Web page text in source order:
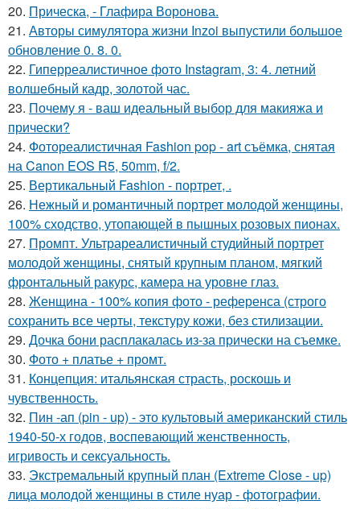
20. Прическа, - Глафира Воронова.
21. Авторы симулятора жизни Inzoi выпустили большое
обновление 0. 8. 0.
22. Гиперреалистичное фото Instagram, 3: 4. летний
волшебный кадр, золотой час.
23. Почему я - ваш идеальный выбор для макияжа и
прически?
24. Фотореалистичная Fashion pop - art съёмка, снятая
на Canon EOS R5, 50mm, f/2.
25. Вертикальный Fashion - портрет, .
26. Нежный и романтичный портрет молодой женщины,
100% сходство, утопающей в пышных розовых пионах.
27. Промпт. Ультрареалистичный студийный портрет
молодой женщины, снятый крупным планом, мягкий
фронтальный ракурс, камера на уровне глаз.
28. Женщина - 100% копия фото - референса (строго
сохранить все черты, текстуру кожи, без стилизации.
29. Дочка бони расплакалась из-за прически на съемке.
30. Фото + платье + промт.
31. Концепция: итальянская страсть, роскошь и
чувственность.
32. Пин -ап (pin - up) - это культовый американский стиль
1940-50-х годов, воспевающий женственность,
игривость и сексуальность.
33. Экстремальный крупный план (Extreme Close - up)
лица молодой женщины в стиле нуар - фотографии.